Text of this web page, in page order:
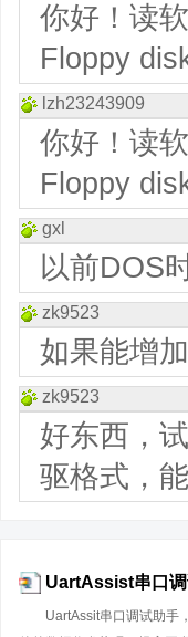
你好！读
Floppy
lzh23243909
你好！读
Floppy
gxl
以前DOS
zk9523
如果能增
zk9523
好东西，
驱格式，
UartAssist串口
UartAssit串口调试助手